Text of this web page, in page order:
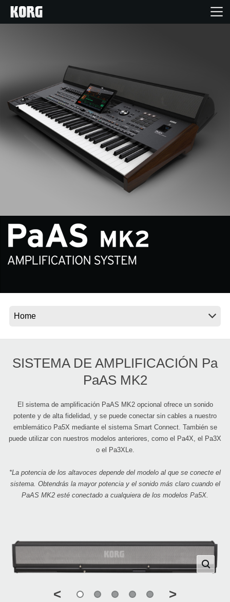
Productos
Características
Eventos
Noticias
Ubicación
SISTEMA DE AMPLIFICACIÓN Pa
PaAS MK2
El sistema de amplificación PaAS MK2 opcional ofrece un sonido
potente y de alta fidelidad, y se puede conectar sin cables a nuestro
emblemático Pa5X mediante el sistema Smart Connect. También se
puede utilizar con nuestros modelos anteriores, como el Pa4X, el Pa3X
o el Pa3XLe.
*La potencia de los altavoces depende del modelo al que se conecte el
sistema. Obtendrás la mayor potencia y el sonido más claro cuando el
PaAS MK2 esté conectado a cualquiera de los modelos Pa5X.
< >